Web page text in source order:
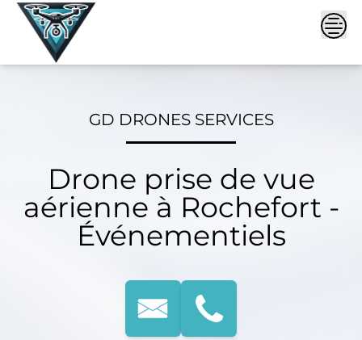
Skip
GD DRONES SERVICES
Drone prise de vue
aérienne à Rochefort -
Événementiels